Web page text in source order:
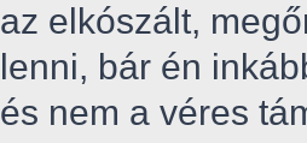
az elkószált,
lenni, bár én
és nem a véres